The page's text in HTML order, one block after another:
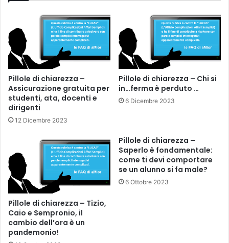
Pillole di chiarezza –
Assicurazione gratuita per
studenti, ata, docenti e
dirigenti
12 Dicembre 2023
Pillole di chiarezza – Chi si
in…ferma è perduto …
6 Dicembre 2023
Pillole di chiarezza – Tizio,
Caio e Sempronio, il
cambio dell’ora è un
pandemonio!
Pillole di chiarezza –
Saperlo è fondamentale:
come ti devi comportare
se un alunno si fa male?
6 Ottobre 2023